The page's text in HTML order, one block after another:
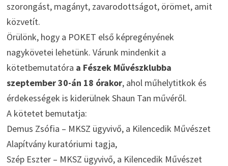
szorongást, magányt, zavarodottságot, örömet, amit
közvetít.
Örülönk, hogy a POKET első képregényének
nagykövetei lehetünk. Várunk mindenkit a
kötetbemutatóra a Fészek Művészklubba
szeptember 30-án 18 órakor, ahol műhelytitkok és
érdekességek is kiderülnek Shaun Tan művéről.
A kötetet bemutatja:
Demus Zsófia – MKSZ ügyvivő, a Kilencedik Művészet
Alapítvány kuratóriumi tagja,
Szép Eszter – MKSZ ügyvivő, a Kilencedik Művészet